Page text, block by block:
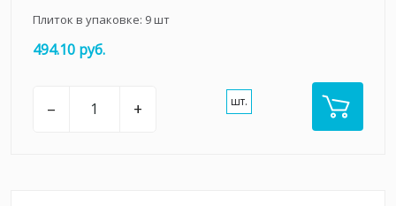
Плиток в упаковке: 9шт
494.10 руб.
– + шт.